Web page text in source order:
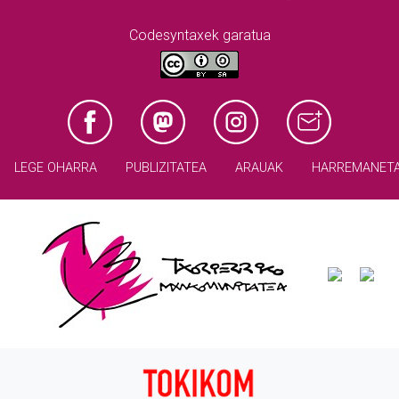
Codesyntaxek garatua
LEGE OHARRA PUBLIZITATEA ARAUAK